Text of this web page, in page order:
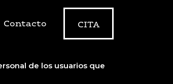
Contacto CITA
de los usuarios que